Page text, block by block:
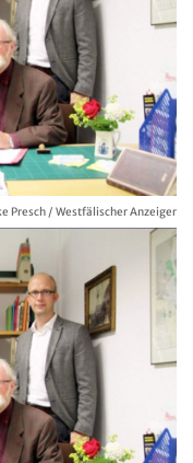
Presch / Westfälischer Anzeiger